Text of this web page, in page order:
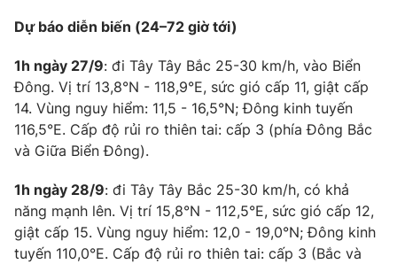
Photo Infographic
Video Shorts video
VTV Money VTV Thể thao
VTV Sức khoẻ Bất động sản
Thị trường 24h Tấm lòng Việt
Dự báo diễn biến (24–72 giờ tới)
1h ngày 27/9: đi Tây Tây Bắc 25-30 km/h, vào Biển
Đông. Vị trí 13,8°N - 118,9°E, sức gió cấp 11, giật cấp
14. Vùng nguy hiểm: 11,5 - 16,5°N; Đông kinh tuyến
116,5°E. Cấp độ rủi ro thiên tai: cấp 3 (phía Đông Bắc
và Giữa Biển Đông).
1h ngày 28/9: đi Tây Tây Bắc 25-30 km/h, có khả
năng mạnh lên. Vị trí 15,8°N - 112,5°E, sức gió cấp 12,
giật cấp 15. Vùng nguy hiểm: 12,0 - 19,0°N; Đông kinh
tuyến 110,0°E. Cấp độ rủi ro thiên tai: cấp 3 (Bắc và